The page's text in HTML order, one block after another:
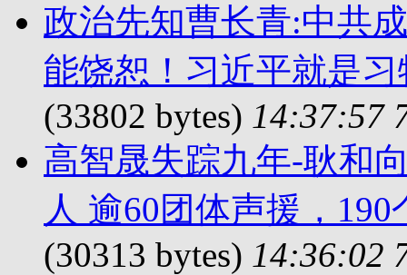
政治先知曹长青:中共
能饶恕！习近平就是
(33802 bytes) 14:37:57
高智晟失踪九年-耿和
人 逾60团体声援，
(30313 bytes) 14:36:02